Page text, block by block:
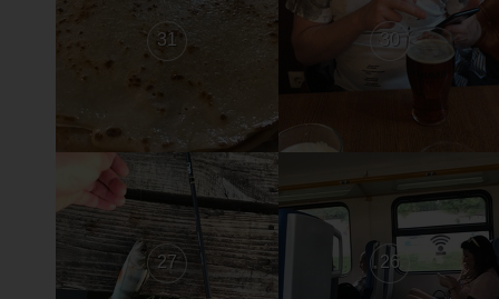
31 30
27 26